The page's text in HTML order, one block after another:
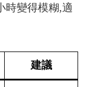
時變得模糊,適
建議